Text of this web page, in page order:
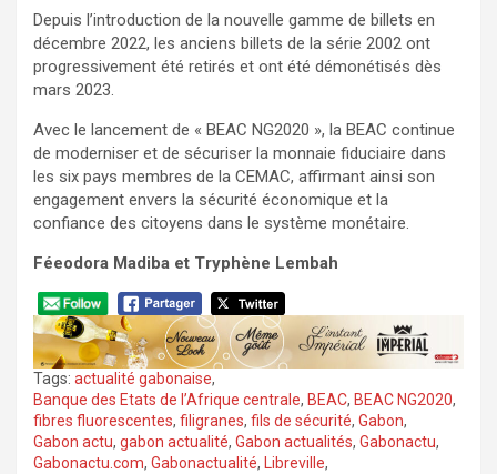
Depuis l’introduction de la nouvelle gamme de billets en
décembre 2022, les anciens billets de la série 2002 ont
progressivement été retirés et ont été démonétisés dès
mars 2023.
Avec le lancement de « BEAC NG2020 », la BEAC continue
de moderniser et de sécuriser la monnaie fiduciaire dans
les six pays membres de la CEMAC, affirmant ainsi son
engagement envers la sécurité économique et la
confiance des citoyens dans le système monétaire.
Féeodora Madiba et Tryphène Lembah
Tags: actualité gabonaise,
Banque des Etats de l’Afrique centrale, BEAC, BEAC NG2020,
fibres fluorescentes, filigranes, fils de sécurité, Gabon,
Gabon actu, gabon actualité, Gabon actualités, Gabonactu,
Gabonactu.com, Gabonactualité, Libreville,